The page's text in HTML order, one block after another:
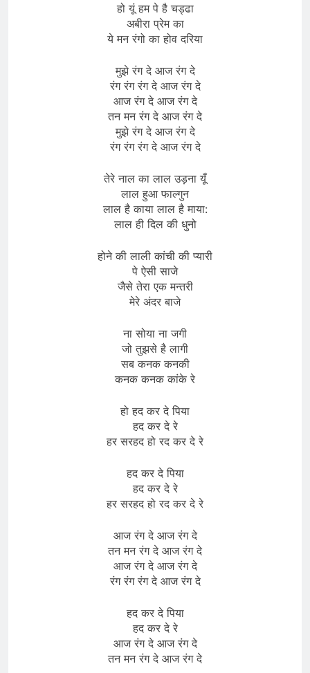
हो यूं हम पे है चड्ढा
अबीरा प्रेम का
ये मन रंगो का होव दरिया
मुझे रंग दे आज रंग दे
रंग रंग रंग दे आज रंग दे
आज रंग दे आज रंग दे
तन मन रंग दे आज रंग दे
मुझे रंग दे आज रंग दे
रंग रंग रंग दे आज रंग दे
तेरे नाल का लाल उड़ना यूँ
लाल हुआ फाल्गुन
लाल है काया लाल है माया:
लाल ही दिल की धुनो
होने की लाली कांची की प्यारी
पे ऐसी साजे
जैसे तेरा एक मन्तरी
मेरे अंदर बाजे
ना सोया ना जगी
जो तुझसे है लागी
सब कनक कनकी
कनक कनक कांके रे
हो हद कर दे पिया
हद कर दे रे
हर सरहद हो रद कर दे रे
हद कर दे पिया
हद कर दे रे
हर सरहद हो रद कर दे रे
आज रंग दे आज रंग दे
तन मन रंग दे आज रंग दे
आज रंग दे आज रंग दे
रंग रंग रंग दे आज रंग दे
हद कर दे पिया
हद कर दे रे
आज रंग दे आज रंग दे
तन मन रंग दे आज रंग दे